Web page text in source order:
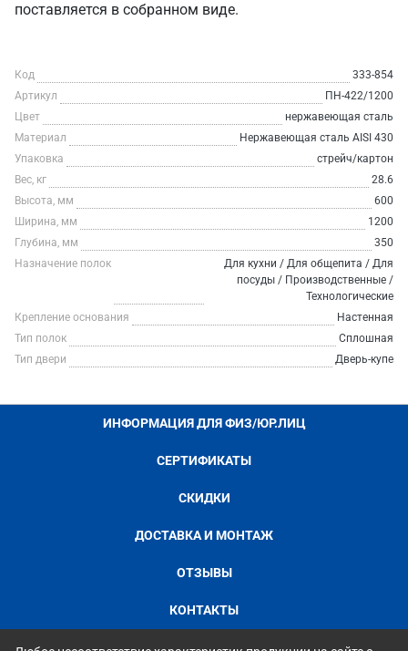
поставляется в собранном виде.
Код
333-854
Артикул
ПН-422/1200
Цвет
нержавеющая сталь
Материал
Нержавеющая сталь AISI 430
Упаковка
стрейч/картон
Вес, кг
28.6
Высота, мм
600
Ширина, мм
1200
Глубина, мм
350
Назначение полок
Для кухни / Для общепита / Для
посуды / Производственные /
Технологические
Крепление основания
Настенная
Тип полок
Сплошная
Тип двери
Дверь-купе
ИНФОРМАЦИЯ ДЛЯ ФИЗ/ЮР.ЛИЦ
СЕРТИФИКАТЫ
СКИДКИ
ДОСТАВКА И МОНТАЖ
ОТЗЫВЫ
КОНТАКТЫ